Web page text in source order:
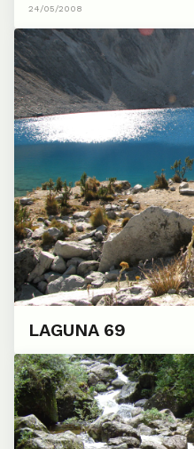
24/05/2008
LAGUNA 69